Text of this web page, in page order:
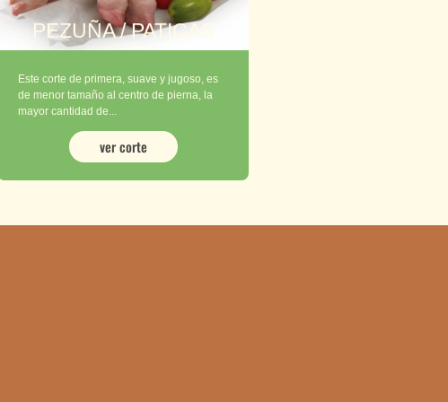
PEZUÑA / PATICAS
Este corte de primera, suave y jugoso, es
de menor tamaño al centro de pierna, la
mayor cantidad de...
ver corte